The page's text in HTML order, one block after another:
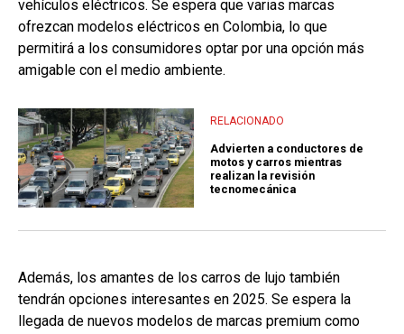
vehículos eléctricos. Se espera que varias marcas
ofrezcan modelos eléctricos en Colombia, lo que
permitirá a los consumidores optar por una opción más
amigable con el medio ambiente.
RELACIONADO
Advierten a conductores de
motos y carros mientras
realizan la revisión
tecnomecánica
Además, los amantes de los carros de lujo también
tendrán opciones interesantes en 2025. Se espera la
llegada de nuevos modelos de marcas premium como